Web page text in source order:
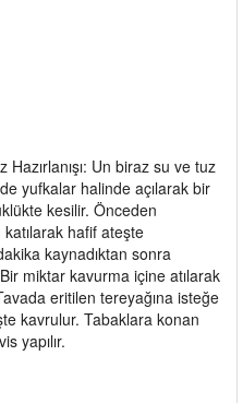
Un biraz su ve tuz
yufkalar halinde açılarak bir
kesilir. Önceden
hafif ateşte
kaynadıktan sonra
miktar kavurma içine atılarak
eritilen tereyağına isteğe
kavrulur. Tabaklara konan
yapılır.